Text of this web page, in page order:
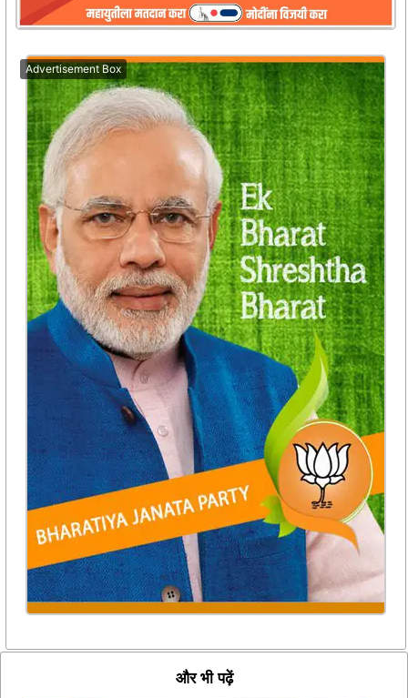
Advertisement Box
और भी पढ़ें